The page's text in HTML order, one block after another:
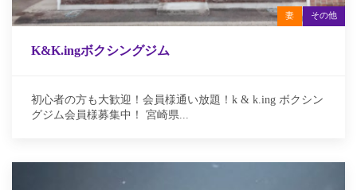
妻 その他
K&K.ingボクシングジム
初心者の方も大歓迎！会員様通い放題！k & k.ing ボクシン
グジム会員様募集中！ 宮崎県...